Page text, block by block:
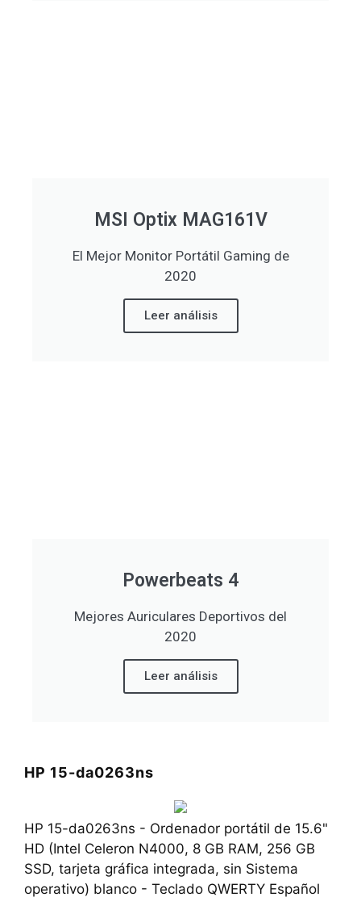
MSI Optix MAG161V
El Mejor Monitor Portátil Gaming de
2020
Leer análisis
Powerbeats 4
Mejores Auriculares Deportivos del
2020
Leer análisis
HP 15-da0263ns
HP 15-da0263ns - Ordenador portátil de 15.6"
HD (Intel Celeron N4000, 8 GB RAM, 256 GB
SSD, tarjeta gráfica integrada, sin Sistema
operativo) blanco - Teclado QWERTY Español